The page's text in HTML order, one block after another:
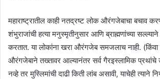
महाराष्ट्रातील काही नतद्रष्ट लोक औरंगजेबाचा बचाव
शंभुराजांची हत्या मनुस्मृतीनुसार आणि ब्राह्मणांच्या
करतात. या लोकांना खरा औरंगजेब समजलाच नाही. (किंवा
औरंगजेबाने तख्तावर आल्यानंतर सर्व गैरइस्लामिक
नव्हे तर मुस्लिमांची दाढी किती लांब असावी, याचेही त्याने